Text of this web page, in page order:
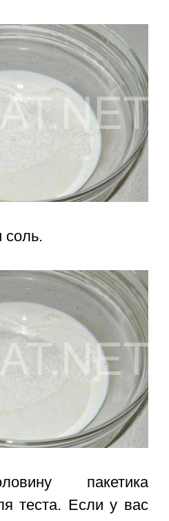
соль.
пакетика
теста. Если у вас